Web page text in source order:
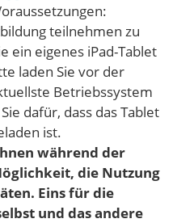
teilnehmen zu
ein eigenes iPad-Tablet
laden Sie vor der
Betriebssystem
dafür, dass das Tablet
ist.
während der
die Nutzung
Eins für die
und das andere